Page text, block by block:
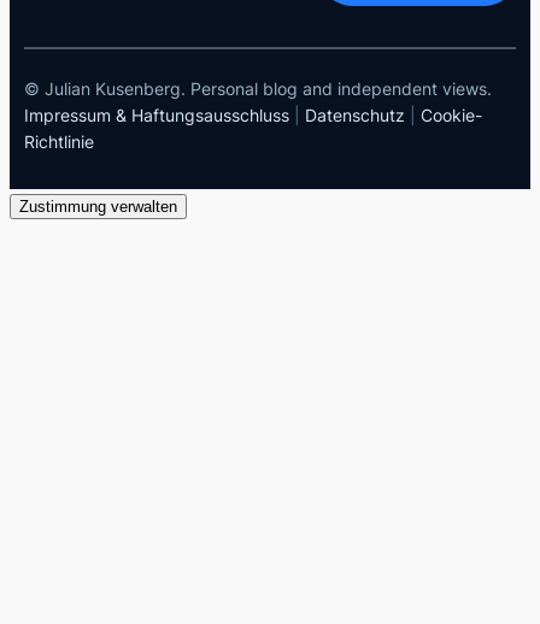
© Julian Kusenberg. Personal blog and independent views.
Impressum & Haftungsausschluss
Datenschutz
Cookie-
Richtlinie
Zustimmung verwalten